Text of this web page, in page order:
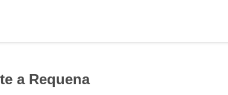
a Requena